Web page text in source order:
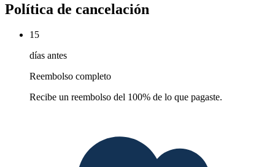
Política de cancelación
15
días antes
Reembolso completo
Recibe un reembolso del 100% de lo que pagaste.